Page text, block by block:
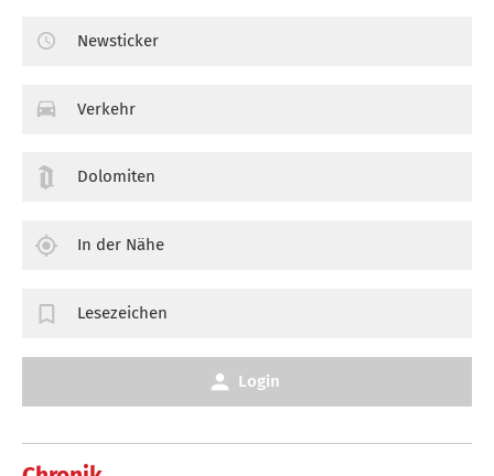
Newsticker
Verkehr
Dolomiten
In der Nähe
Lesezeichen
Login